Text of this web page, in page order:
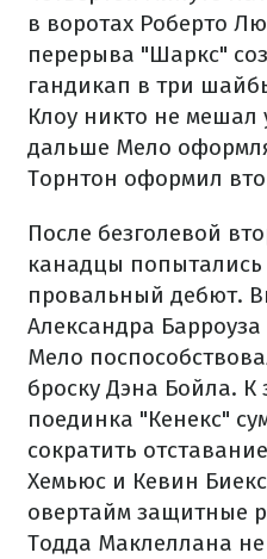
в воротах Роберто
перерыва "Шаркс"
гандикап в три
Клоу никто не мешал
дальше Мело
Торнтон оформил
После безголевой
канадцы попытались
провальный дебют.
Александра
Мело
броску Дэна Бойла.
поединка "Кенекс"
сократить
Хемьюс и Кевин
овертайм защитные
Тодда Маклеллана